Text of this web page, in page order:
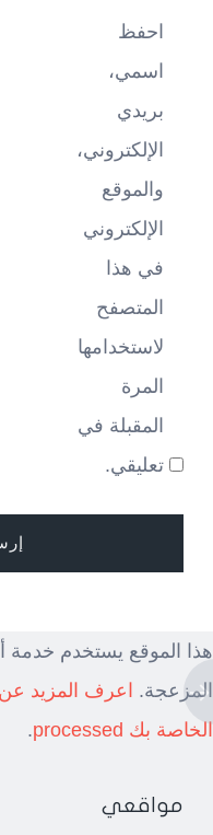
احفظ
اسمي،
بريدي
الإلكتروني،
والموقع
الإلكتروني
في هذا
المتصفح
لاستخدامها
المرة
المقبلة في
تعليقي.
هذا الموقع يستخدم خدمة
المزعجة. اعرف المزيد عن
الخاصة بك processed
.
مواقعي